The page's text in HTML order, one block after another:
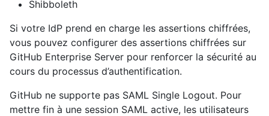
Shibboleth
Si votre IdP prend en charge les assertions chiffrées,
vous pouvez configurer des assertions chiffrées sur
GitHub Enterprise Server pour renforcer la sécurité au
cours du processus d’authentification.
GitHub ne supporte pas SAML Single Logout. Pour
mettre fin à une session SAML active, les utilisateurs